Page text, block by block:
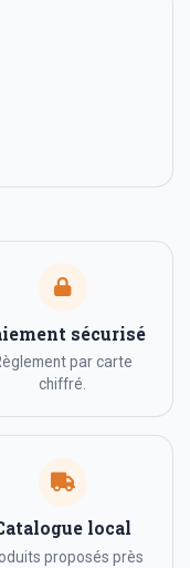
sécurisé
par carte
chiffré.
local
proposés près